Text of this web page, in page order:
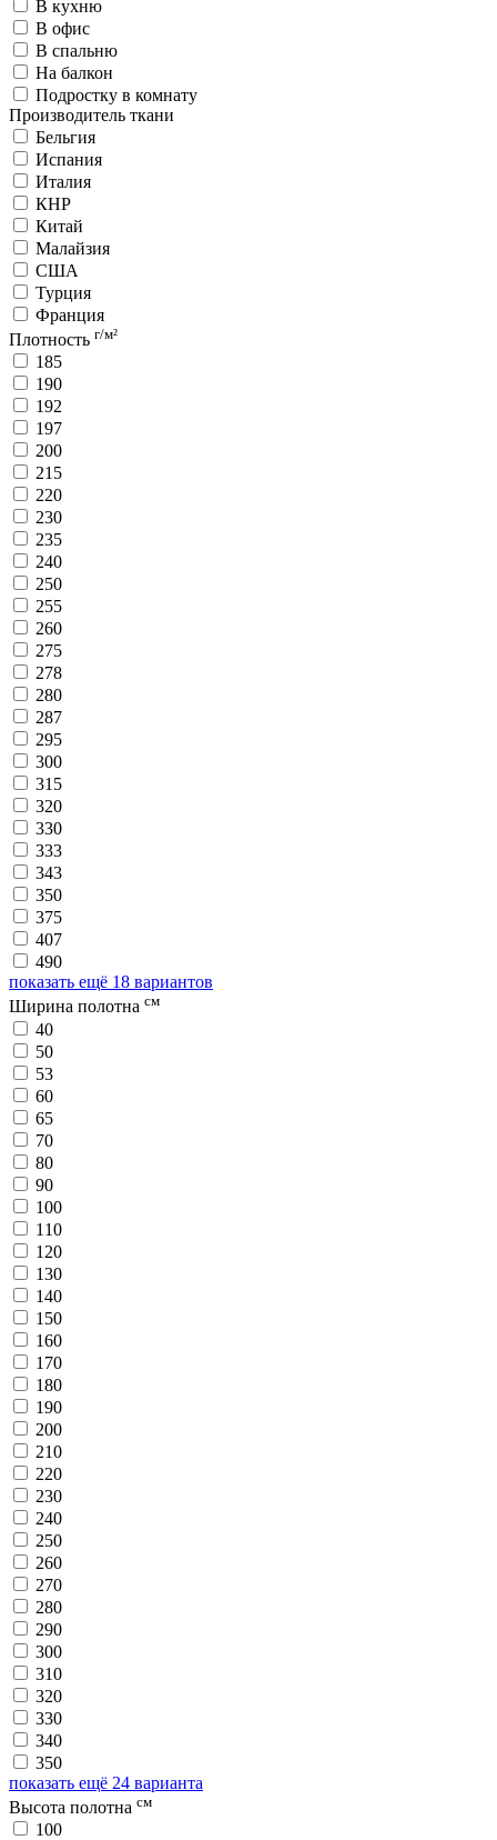
В кухню
В офис
В спальню
На балкон
Подростку в комнату
Производитель ткани
Бельгия
Испания
Италия
КНР
Китай
Малайзия
США
Турция
Франция
Плотность г/м²
185
190
192
197
200
215
220
230
235
240
250
255
260
275
278
280
287
295
300
315
320
330
333
343
350
375
407
490
показать ещё 18 вариантов
Ширина полотна см
40
50
53
60
65
70
80
90
100
110
120
130
140
150
160
170
180
190
200
210
220
230
240
250
260
270
280
290
300
310
320
330
340
350
показать ещё 24 варианта
Высота полотна см
100